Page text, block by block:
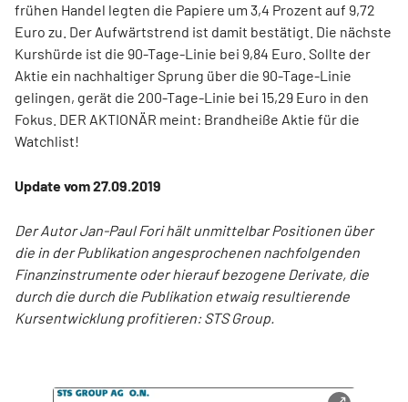
frühen Handel legten die Papiere um 3,4 Prozent auf 9,72
Euro zu. Der Aufwärtstrend ist damit bestätigt. Die nächste
Kurshürde ist die 90-Tage-Linie bei 9,84 Euro. Sollte der
Aktie ein nachhaltiger Sprung über die 90-Tage-Linie
gelingen, gerät die 200-Tage-Linie bei 15,29 Euro in den
Fokus. DER AKTIONÄR meint: Brandheiße Aktie für die
Watchlist!
Update vom 27.09.2019
Der Autor Jan-Paul Fori hält unmittelbar Positionen über
die in der Publikation angesprochenen nachfolgenden
Finanzinstrumente oder hierauf bezogene Derivate, die
durch die durch die Publikation etwaig resultierende
Kursentwicklung profitieren: STS Group.